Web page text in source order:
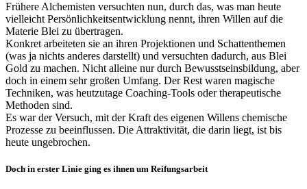
Frühere Alchemisten versuchten nun, durch das, was man heute
vielleicht Persönlichkeitsentwicklung nennt, ihren Willen auf die
Materie Blei zu übertragen.
Konkret arbeiteten sie an ihren Projektionen und Schattenthemen
(was ja nichts anderes darstellt) und versuchten dadurch, aus Blei
Gold zu machen. Nicht alleine nur durch Bewusstseinsbildung, aber
doch in einem sehr großen Umfang. Der Rest waren magische
Techniken, was heutzutage Coaching-Tools oder therapeutische
Methoden sind.
Es war der Versuch, mit der Kraft des eigenen Willens chemische
Prozesse zu beeinflussen. Die Attraktivität, die darin liegt, ist bis
heute ungebrochen.
Doch in erster Linie ging es ihnen um Reifungsarbeit